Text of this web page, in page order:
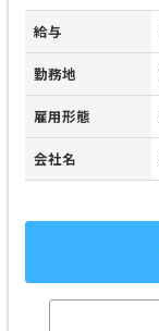
給与
勤務地
雇用形態
会社名